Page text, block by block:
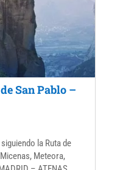
San Pablo –
la Ruta de
Meteora,